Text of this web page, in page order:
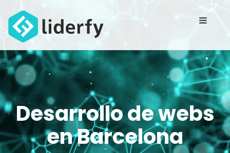
Desarrollo de webs
en Barcelona